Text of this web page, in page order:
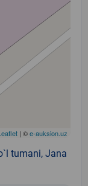
| ©e-auksion.uz
tumani, Jana